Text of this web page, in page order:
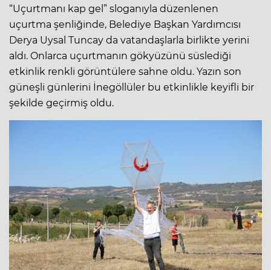
“Uçurtmanı kap gel” sloganıyla düzenlenen
uçurtma şenliğinde, Belediye Başkan Yardımcısı
Derya Uysal Tuncay da vatandaşlarla birlikte yerini
aldı. Onlarca uçurtmanın gökyüzünü süslediği
etkinlik renkli görüntülere sahne oldu. Yazın son
güneşli günlerini İnegöllüler bu etkinlikle keyifli bir
şekilde geçirmiş oldu.